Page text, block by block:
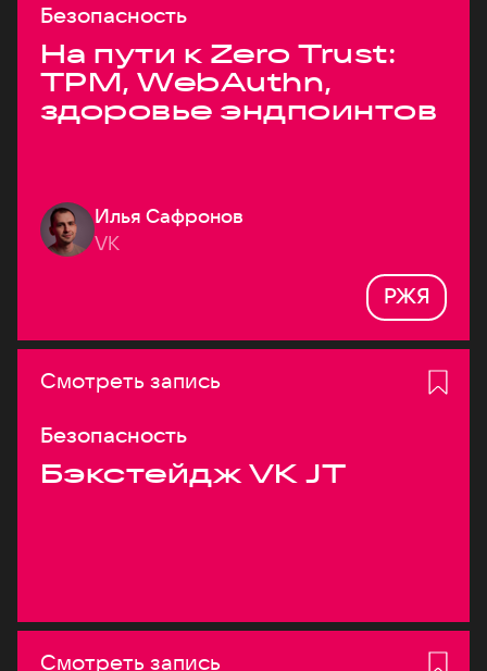
Безопасность
На пути к Zero Trust:
TPM, WebAuthn,
здоровье эндпоинтов
Илья Сафронов
VK
РЖЯ
Смотреть запись
Безопасность
Бэкстейдж VK JT
Смотреть запись